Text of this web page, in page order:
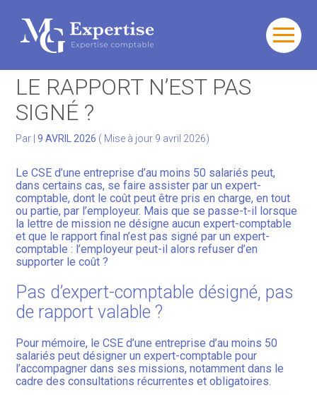
Aller
Gérer votre quotidien
Gérer votre patrimoine
Facturation Électronique
EXPERTISE DU CSE : ET SI
LE RAPPORT N’EST PAS
SIGNÉ ?
Par |9 AVRIL 2026 ( Mise à jour 9 avril 2026)
Le CSE d’une entreprise d’au moins 50 salariés peut,
dans certains cas, se faire assister par un expert-
comptable, dont le coût peut être pris en charge, en tout
ou partie, par l’employeur. Mais que se passe-t-il lorsque
la lettre de mission ne désigne aucun expert-comptable
et que le rapport final n’est pas signé par un expert-
comptable : l’employeur peut-il alors refuser d’en
supporter le coût ?
Pas d’expert-comptable désigné, pas
de rapport valable ?
Pour mémoire, le CSE d’une entreprise d’au moins 50
salariés peut désigner un expert-comptable pour
l’accompagner dans ses missions, notamment dans le
cadre des consultations récurrentes et obligatoires.